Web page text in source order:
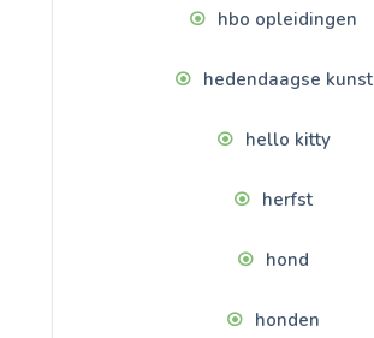
hbo opleidingen
hedendaagse kunst
hello kitty
herfst
hond
honden